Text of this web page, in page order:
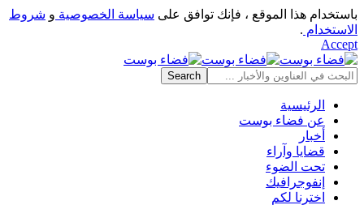
باستخدام هذا الموقع ، فإنك توافق على سياسة الخصوصية و شروط
الاستخدام .
Accept
الرئيسية
عن فضاء بوست
أخبار
قضايا وآراء
تحت الضوء
إنفوجرافيك
اخترنا لكم